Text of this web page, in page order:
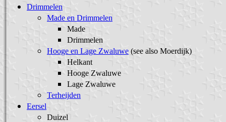
Drimmelen
Made en Drimmelen
Made
Drimmelen
Hooge en Lage Zwaluwe (see also Moerdijk)
Helkant
Hooge Zwaluwe
Lage Zwaluwe
Terheijden
Eersel
Duizel